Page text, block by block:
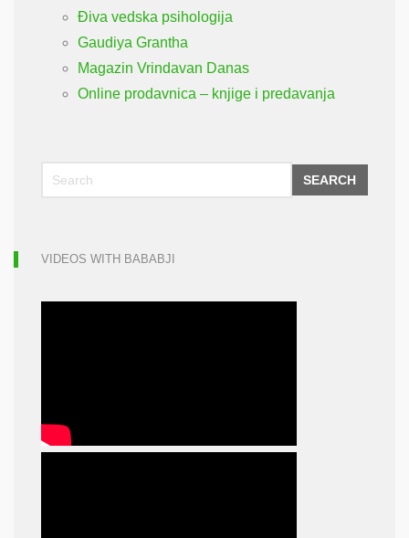
Điva vedska psihologija
Gaudiya Grantha
Magazin Vrindavan Danas
Online prodavnica – knjige i predavanja
SEARCH
VIDEOS WITH BABABJI